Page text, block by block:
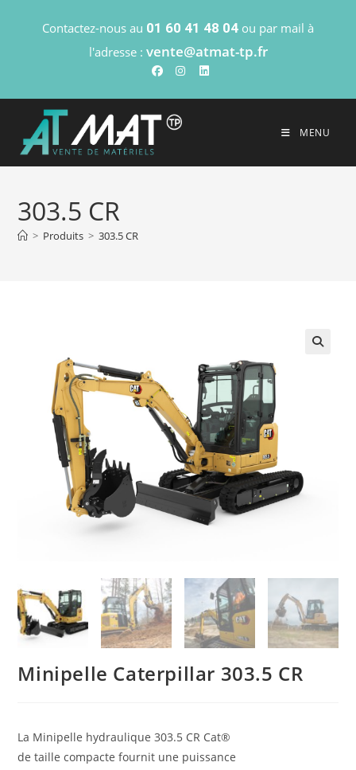
Contactez-nous au 01 60 41 48 04 ou par mail à
l'adresse : vente@atmat-tp.fr
MENU
303.5 CR
> Produits > 303.5 CR
Minipelle Caterpillar 303.5 CR
La Minipelle hydraulique 303.5 CR Cat®
de taille compacte fournit une puissance